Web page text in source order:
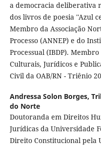
a democracia deliberativa
dos livros de poesia ''Azul
Membro da Associação
Processo (ANNEP) e do
Processual (IBDP).
Culturais, Jurídicos e
Civil da OAB/RN - Triênio
Andressa Solon Borges,
do Norte
Doutoranda em Direitos
Jurídicas da Universidade
Direito Constitucional pela